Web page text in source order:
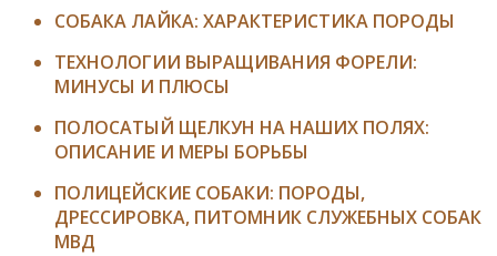
СОБАКА ЛАЙКА: ХАРАКТЕРИСТИКА ПОРОДЫ
ТЕХНОЛОГИИ ВЫРАЩИВАНИЯ ФОРЕЛИ:
МИНУСЫ И ПЛЮСЫ
ПОЛОСАТЫЙ ЩЕЛКУН НА НАШИХ ПОЛЯХ:
ОПИСАНИЕ И МЕРЫ БОРЬБЫ
ПОЛИЦЕЙСКИЕ СОБАКИ: ПОРОДЫ,
ДРЕССИРОВКА, ПИТОМНИК СЛУЖЕБНЫХ СОБАК
МВД